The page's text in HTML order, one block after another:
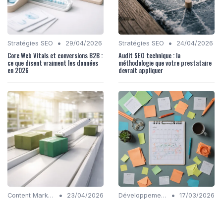
Stratégies SEO • 29/04/2026
Core Web Vitals et conversions B2B :
ce que disent vraiment les données
en 2026
Stratégies SEO • 24/04/2026
Audit SEO technique : la
méthodologie que votre prestataire
devrait appliquer
Content Marketing • 23/04/2026 Développement Front-End et Back-End • 17/03/2026